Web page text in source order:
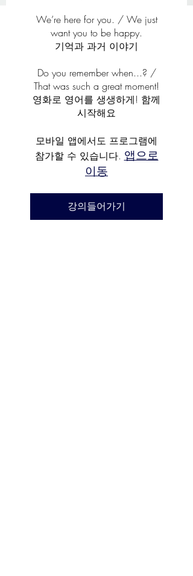
We’re here for you. / We just
want you to be happy.
기억과 과거 이야기
Do you remember when...? /
That was such a great moment!
영화로 영어를 생생하게! 함께
시작해요
모바일 앱에서도 프로그램에
참가할 수 있습니다. 앱으로
이동
강의들어가기